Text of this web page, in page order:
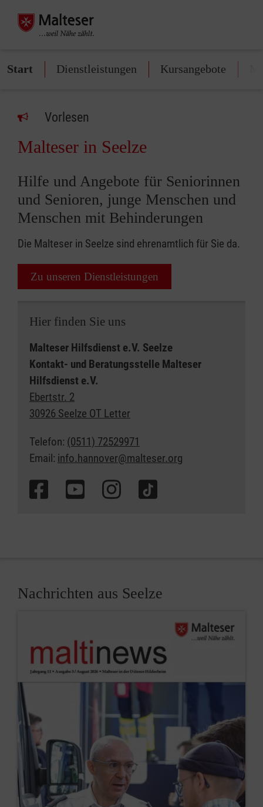
Start Dienstleistungen Kursangebote
Vorlesen
Malteser in Seelze
Hilfe und Angebote für Seniorinnen
und Senioren, junge Menschen und
Menschen mit Behinderungen
Die Malteser in Seelze sind ehrenamtlich für Sie da.
Zu unseren Dienstleistungen
Hier finden Sie uns
Malteser Hilfsdienst e.V. Seelze
Kontakt- und Beratungsstelle Malteser
Hilfsdienst e.V.
Ebertstr. 2
30926 Seelze OT Letter
Telefon: (0511) 72529971
Email: info.hannover@malteser.org
Nachrichten aus Seelze